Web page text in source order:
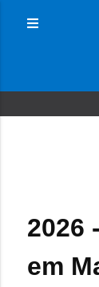
2026
em